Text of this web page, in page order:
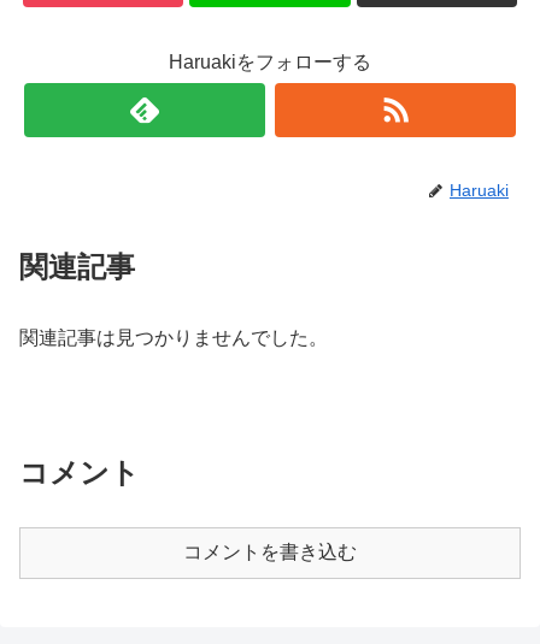
Haruakiをフォローする
Haruaki
関連記事
関連記事は見つかりませんでした。
コメント
コメントを書き込む